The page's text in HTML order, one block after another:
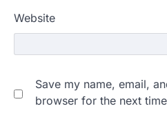
Website
Save my name, email,
browser for the next